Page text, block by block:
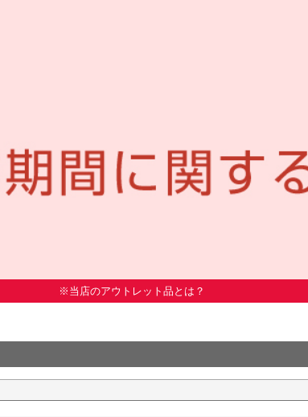
※当店のアウトレット品とは？